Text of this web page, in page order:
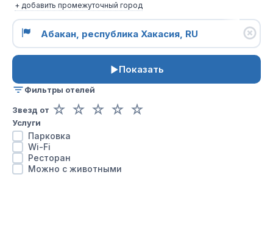
+ добавить промежуточный город
Показать
Фильтры отелей
Звезд от ☆ ☆ ☆ ☆ ☆
Услуги
Парковка
Wi-Fi
Ресторан
Можно с животными